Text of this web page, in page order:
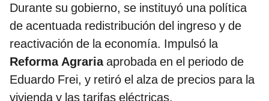
Durante su gobierno, se instituyó una política
de acentuada redistribución del ingreso y de
reactivación de la economía. Impulsó la
Reforma Agrariaaprobada en el periodo de
Eduardo Frei, y retiró el alza de precios para la
vivienda y las tarifas eléctricas.